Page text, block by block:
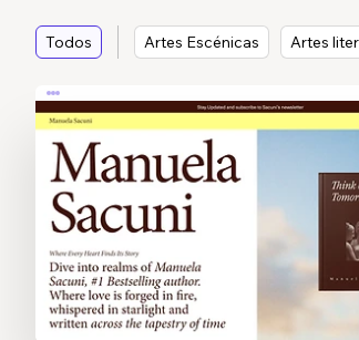
Todos Artes Escénicas Artes